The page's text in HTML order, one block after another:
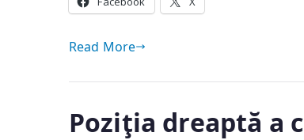
Read More
Poziţia dreaptă a